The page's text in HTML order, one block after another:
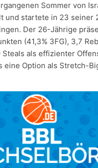
Sommer von
und startete in 23 seiner
Der 26-Jährige
(41,3% 3FG), 3,7
Steals als effizienter
eine Option als Stretch-